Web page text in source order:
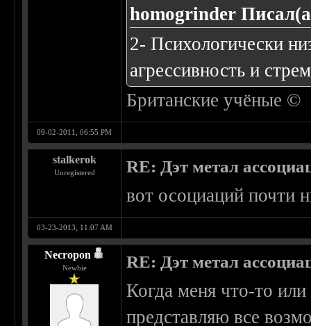
homogrinder
2- Психологически
агрессивность и
Британские учёные ©
09-02-2011, 06:55 PM
stalkerok
Unregistered RE: Дэт метал
вот осоциаций почти
03-23-2013, 11:07 AM
Necropon
Newbie RE: Дэт метал
Когда меня что-то
представляю все